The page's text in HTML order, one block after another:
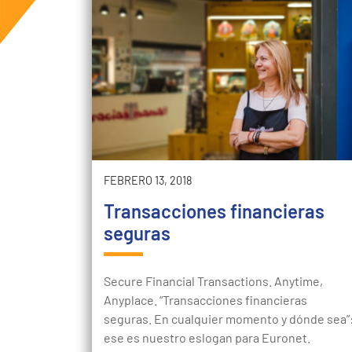
FEBRERO 13, 2018
Transacciones financieras
seguras
Secure Financial Transactions. Anytime,
Anyplace. “Transacciones financieras
seguras. En cualquier momento y dónde
ese es nuestro eslogan para Euronet.